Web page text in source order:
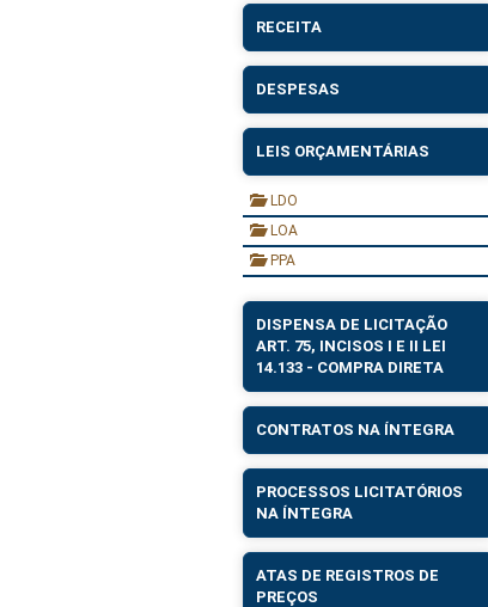
RECEITA
DESPESAS
LEIS ORÇAMENTÁRIAS
LDO
LOA
PPA
DISPENSA DE LICITAÇÃO
ART. 75, INCISOS I E II LEI
14.133 - COMPRA DIRETA
CONTRATOS NA ÍNTEGRA
PROCESSOS LICITATÓRIOS
NA ÍNTEGRA
ATAS DE REGISTROS DE
PREÇOS